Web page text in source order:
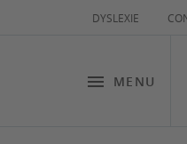
DYSLEXIE
MENU